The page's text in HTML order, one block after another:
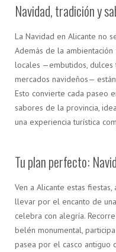
Navidad, tradición y
La Navidad en Alicante no
Además de la
locales —embutidos, dulces
mercados navideños—
Esto convierte cada paseo
sabores de la provincia,
una experiencia turística
Tu plan perfecto:
Ven a Alicante estas
llevar por el encanto de
celebra con alegría.
belén monumental,
pasea por el casco antiguo